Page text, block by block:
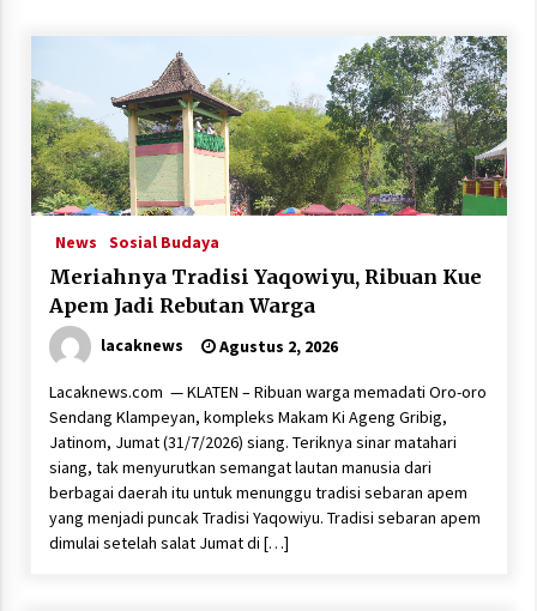
News Sosial Budaya
Meriahnya Tradisi Yaqowiyu, Ribuan Kue
Apem Jadi Rebutan Warga
lacaknews Agustus 2, 2026
Lacaknews.com — KLATEN – Ribuan warga memadati Oro-oro
Sendang Klampeyan, kompleks Makam Ki Ageng Gribig,
Jatinom, Jumat (31/7/2026) siang. Teriknya sinar matahari
siang, tak menyurutkan semangat lautan manusia dari
berbagai daerah itu untuk menunggu tradisi sebaran apem
yang menjadi puncak Tradisi Yaqowiyu. Tradisi sebaran apem
dimulai setelah salat Jumat di […]